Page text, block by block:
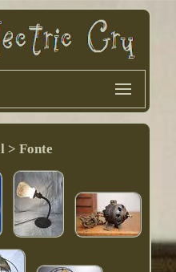
> Fonte